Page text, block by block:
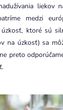
liekov
medzi
ktoré sú
na úzkosť) sa
preto